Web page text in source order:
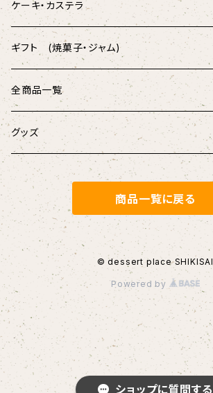
ショップに質問する
★店頭受取★
ケーキ・カステラ
薫製チーズケーキ
樹皮 エクレア
無重力カステラ
【定番】メープル
その他
【店頭受取】ホールケーキ
濃縮ロールケーキ
香るガトーショコラ
ギフト (焼菓子・ジャム)
シキサイサブレ
果蜜 (フルーツキャラメル)
マドレーヌ・フィナンシェ
クッキーカン
チョコレート
全商品一覧
グッズ
商品一覧に戻る
© dessert place SHIKISAI
Powered by